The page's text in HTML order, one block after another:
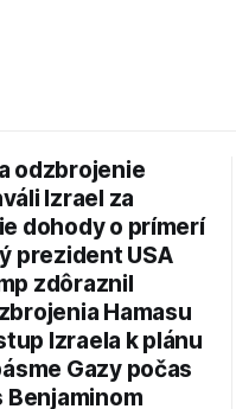
odzbrojenie
Izrael za
dohody o prímerí
prezident USA
zdôraznil
Hamasu
Izraela k plánu
Gazy počas